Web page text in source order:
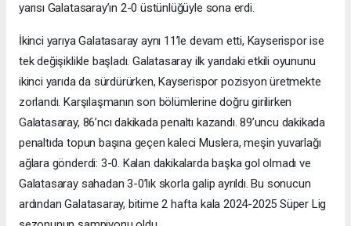
yarısı Galatasaray’ın 2-0 üstünlüğüyle sona erdi.
İkinci yarıya Galatasaray aynı 11’le devam etti, Kayserispor ise
tek değişiklikle başladı. Galatasaray ilk yarıdaki etkili oyununu
ikinci yarıda da sürdürürken, Kayserispor pozisyon üretmekte
zorlandı. Karşılaşmanın son bölümlerine doğru girilirken
Galatasaray, 86’ncı dakikada penaltı kazandı. 89’uncu dakikada
penaltıda topun başına geçen kaleci Muslera, meşin yuvarlağı
ağlara gönderdi: 3-0. Kalan dakikalarda başka gol olmadı ve
Galatasaray sahadan 3-0’lık skorla galip ayrıldı. Bu sonucun
ardından Galatasaray, bitime 2 hafta kala 2024-2025 Süper Lig